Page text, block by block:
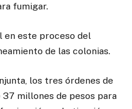
fumigar.
en este proceso del
de las colonias.
los tres órdenes de
millones de pesos para